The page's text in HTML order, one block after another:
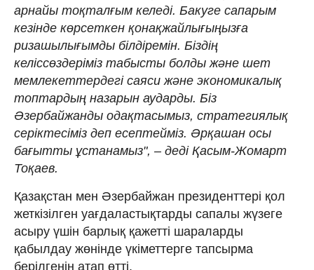
арнайы тоқталғым келеді. Бакуге сапарым
кезінде көрсеткен қонақжайлығыңызға
ризашылығымды білдіремін. Біздің
келіссөздеріміз табысты болды және шет
мемлекеттердегі саяси және экономикалық
топтардың назарын аударды. Біз
Әзербайжанды одақтасымыз, стратегиялық
серіктесіміз деп есептейміз. Әрқашан осы
бағытты ұстанамыз", – деді Қасым-Жомарт
Тоқаев.
Қазақстан мен Әзербайжан президенттері қол
жеткізілген уағдаластықтарды сапалы жүзеге
асыру үшін барлық қажетті шараларды
қабылдау жөнінде үкіметтерге тапсырма
берілгенін атап өтті.